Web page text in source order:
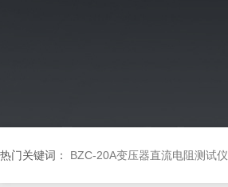
热门关键词： BZC-20A变压器直流电阻测试仪